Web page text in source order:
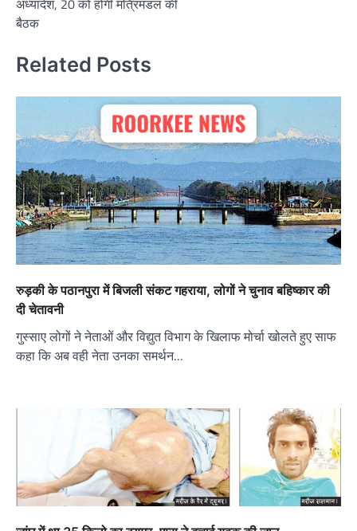
बैठक
Related Posts
रुड़की के पठानपुरा में बिजली संकट गहराया, लोगों ने चुनाव बहिष्कार की
दी चेतावनी
गुस्साए लोगों ने नेताओं और विद्युत विभाग के खिलाफ मोर्चा खोलते हुए साफ
कहा कि अब वही नेता उनका समर्थन…